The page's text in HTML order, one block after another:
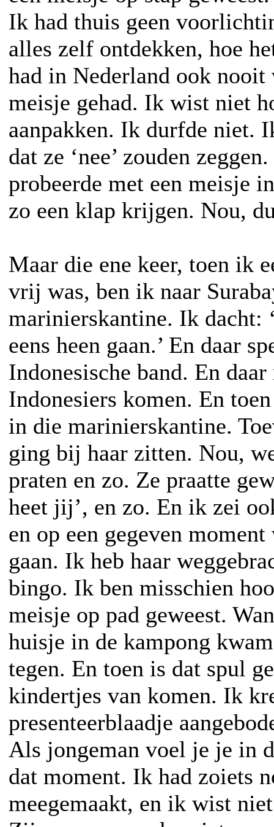
Ik had thuis geen
alles zelf ontdekken, hoe
had in Nederland ook nooit
meisje gehad. Ik wist niet
aanpakken. Ik durfde niet.
dat ze ‘nee’ zouden
probeerde met een meisje
zo een klap krijgen. Nou,
Maar die ene keer, toen ik
vrij was, ben ik naar
marinierskantine. Ik dacht:
eens heen gaan.’ En daar
Indonesische band. En
Indonesiers komen. En
in die marinierskantine.
ging bij haar zitten. Nou,
praten en zo. Ze praatte
heet jij’, en zo. En ik zei
en op een gegeven
gaan. Ik heb haar
bingo. Ik ben misschien
meisje op pad geweest.
huisje in de kampong
tegen. En toen is dat spul
kindertjes van komen. Ik
presenteerblaadje
Als jongeman voel je je in
dat moment. Ik had zoiets
meegemaakt, en ik wist